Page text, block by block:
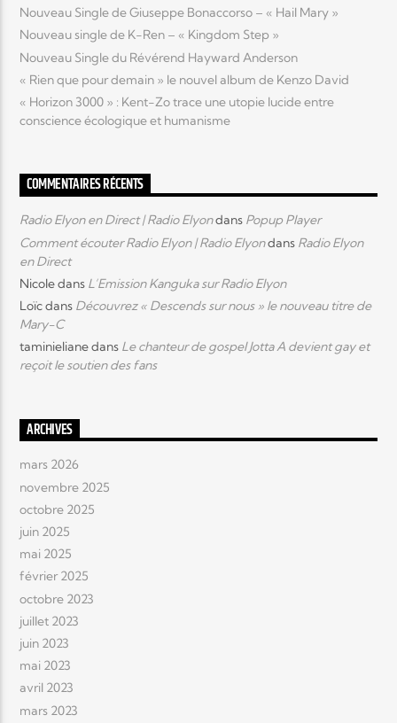
Elyon Kids
Nouveau Single de Giuseppe Bonaccorso – « Hail Mary »
Nouveau single de K-Ren – « Kingdom Step »
Nouveau Single du Révérend Hayward Anderson
« Rien que pour demain » le nouvel album de Kenzo David
« Horizon 3000 » : Kent-Zo trace une utopie lucide entre
conscience écologique et humanisme
COMMENTAIRES RÉCENTS
Radio Elyon en Direct | Radio Elyondans Popup Player
Comment écouter Radio Elyon | Radio Elyondans Radio Elyon
en Direct
Nicoledans L’Emission Kanguka sur Radio Elyon
Loïcdans Découvrez « Descends sur nous » le nouveau titre de
Mary-C
taminielianedans Le chanteur de gospel Jotta A devient gay et
reçoit le soutien des fans
ARCHIVES
mars 2026
novembre 2025
octobre 2025
juin 2025
mai 2025
février 2025
octobre 2023
juillet 2023
juin 2023
mai 2023
avril 2023
mars 2023